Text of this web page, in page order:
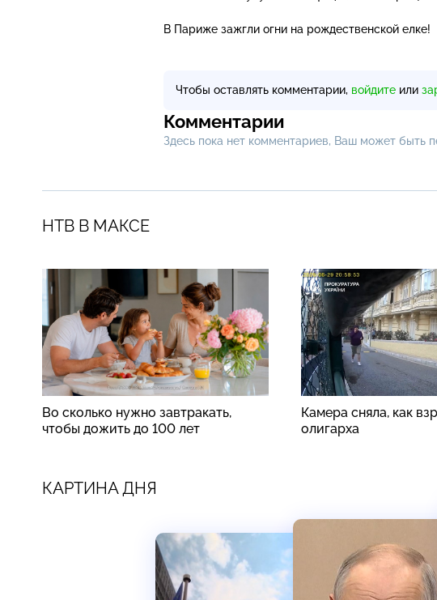
В Париже зажгли огни на рождественской елке!
Чтобы оставлять комментарии, войдите или
Комментарии
Здесь пока нет комментариев, Ваш может быть
НТВ В МАКСЕ
Во сколько нужно завтракать,
чтобы дожить до 100 лет
Камера сняла, как
олигарха
КАРТИНА ДНЯ